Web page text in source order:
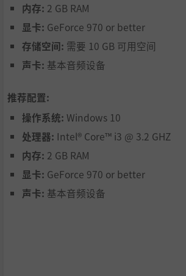
内存: 2 GB RAM
显卡: GeForce 970 or better
存储空间: 需要 10 GB 可用空间
声卡: 基本音频设备
推荐配置:
操作系统: Windows 10
处理器: Intel® Core™ i3 @ 3.2 GHZ
内存: 2 GB RAM
显卡: GeForce 970 or better
声卡: 基本音频设备